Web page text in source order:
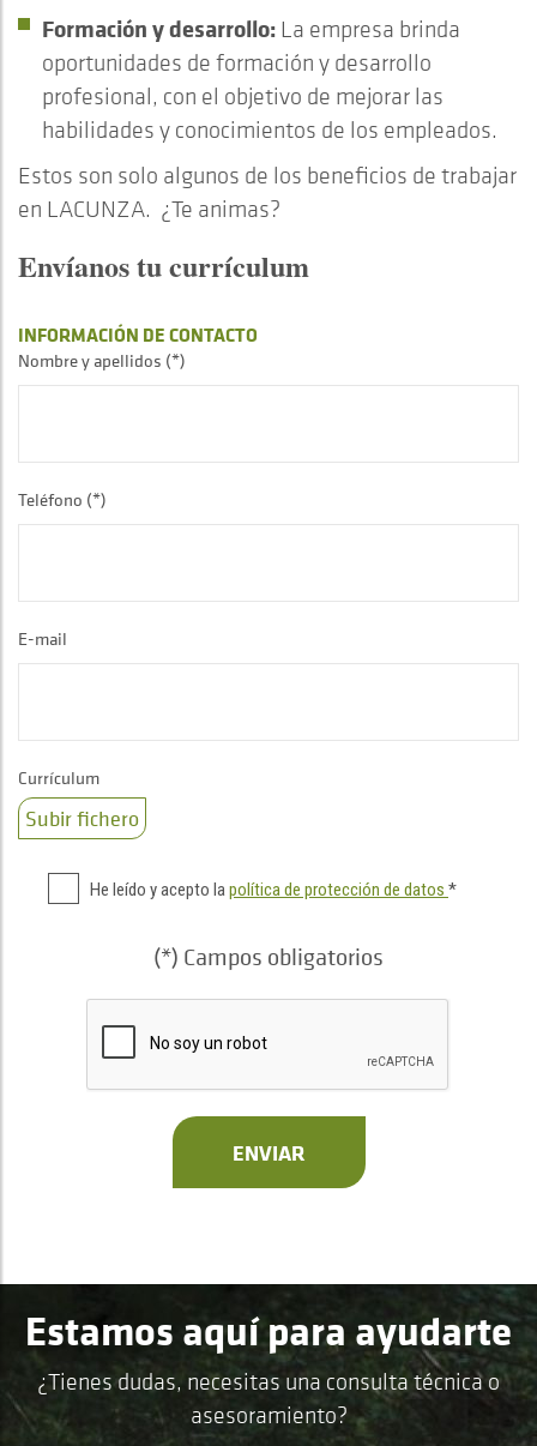
Formación y desarrollo: La empresa brinda
oportunidades de formación y desarrollo
profesional, con el objetivo de mejorar las
habilidades y conocimientos de los empleados.
Estos son solo algunos de los beneficios de trabajar
en LACUNZA. ¿Te animas?
Envíanos tu currículum
INFORMACIÓN DE CONTACTO
Nombre y apellidos (*)
Teléfono (*)
E-mail
Currículum
Subir fichero
He leído y acepto la política de protección de datos *
(*) Campos obligatorios
ENVIAR
Estamos aquí para ayudarte
¿Tienes dudas, necesitas una consulta técnica o
asesoramiento?